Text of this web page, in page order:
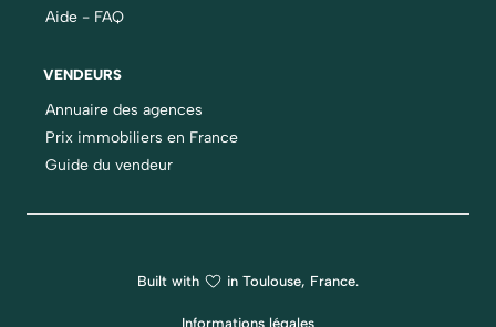
Aide - FAQ
VENDEURS
Annuaire des agences
Prix immobiliers en France
Guide du vendeur
Built with in Toulouse, France.
Informations légales